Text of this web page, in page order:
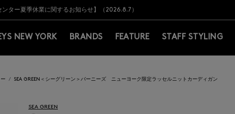
円（税込）以上のお買上げで常時送料無料！お買い物の際は会員登録を！
一時停止のお知らせ】(2026.8.7)
ンター夏季休業に関するお知らせ】（2026.8.7）
承り一時停止のお知らせ】（2026.8.5）
の影響によるお荷物のお届けについて
SALEのご案内・ご注意事項
円（税込）以上のお買上げで常時送料無料！お買い物の際は会員登録を！
一時停止のお知らせ】(2026.8.7)
NEW YORK BRANDS FEATURE STAFF STYLING
SEA GREEN＜シーグリーン＞バーニーズ ニューヨーク限定ラッセルニットカーディガン
SEA GREEN